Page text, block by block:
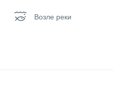
Возле реки